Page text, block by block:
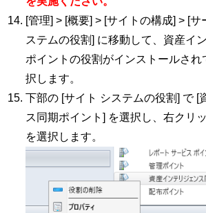
[管理] > [概要] > [サイトの構成] > [
ステムの役割] に移動して、資産イ
ポイントの役割がインストールされ
択します。
下部の [サイト システムの役割] で [
ス同期ポイント] を選択し、右クリ
を選択します。